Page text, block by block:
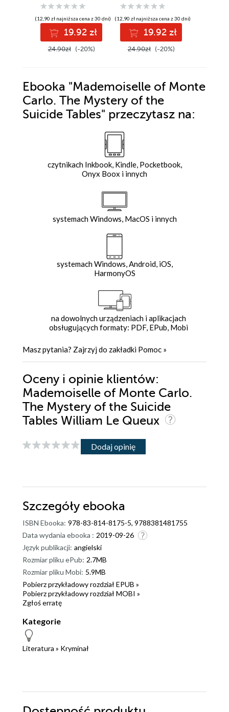
(12,90 zł najniższa cena z 30 dni)
19.92 zł
24.90zł (-20%)
of the Azjar
Marauders of the
Great Sahara
(12,90 zł najniższa cena z 30 dni)
19.92 zł
24.90zł (-20%)
Ebooka "Mademoiselle of Monte
Carlo. The Mystery of the
Suicide Tables" przeczytasz na:
czytnikach Inkbook, Kindle, Pocketbook,
Onyx Boox i innych
systemach Windows, MacOS i innych
systemach Windows, Android, iOS,
HarmonyOS
na dowolnych urządzeniach i aplikacjach
obsługujących formaty: PDF, EPub, Mobi
Masz pytania? Zajrzyj do zakładki Pomoc »
Oceny i opinie klientów:
Mademoiselle of Monte Carlo.
The Mystery of the Suicide
Tables William Le Queux
Dodaj opinię
Szczegóły ebooka
ISBN Ebooka: 978-83-814-8175-5, 9788381481755
Data wydania ebooka : 2019-09-26
Język publikacji: angielski
Rozmiar pliku ePub: 2.7MB
Rozmiar pliku Mobi: 5.9MB
Pobierz przykładowy rozdział EPUB »
Pobierz przykładowy rozdział MOBI »
Zgłoś erratę
Kategorie
Literatura » Kryminał